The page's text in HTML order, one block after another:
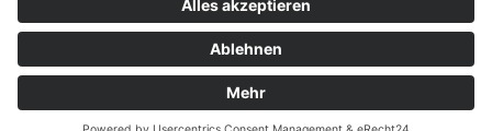
© 2026 by Mia Kingsley | Designed byWebdesign Hamannt